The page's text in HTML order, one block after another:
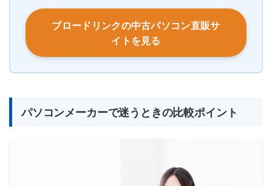
ブロードリンクの中古パソコン直販サ
イトを見る
パソコンメーカーで迷うときの比較ポイント